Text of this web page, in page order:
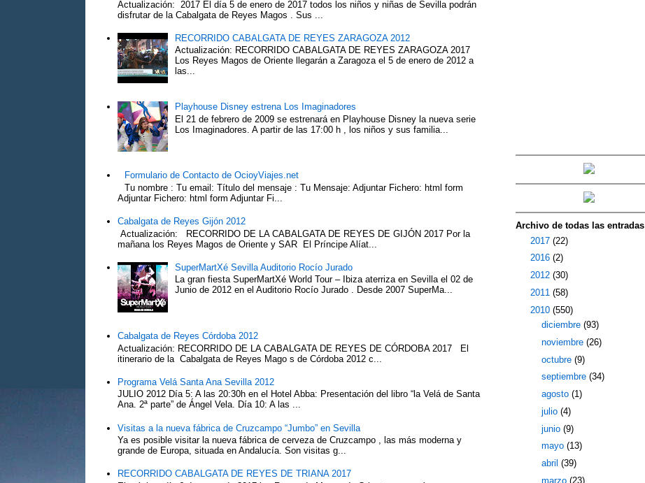
Actualización: 2017 El día 5 de enero de 2017 todos los niños y niñas de Sevilla podrán
disfrutar de la Cabalgata de Reyes Magos . Sus ...
RECORRIDO CABALGATA DE REYES ZARAGOZA 2012
Actualización: RECORRIDO CABALGATA DE REYES ZARAGOZA 2017
Los Reyes Magos de Oriente llegarán a Zaragoza el 5 de enero de 2012 a
las...
Playhouse Disney estrena Los Imaginadores
El 21 de febrero de 2009 se estrenará en Playhouse Disney la nueva serie
Los Imaginadores. A partir de las 17:00 h , los niños y sus familia...
Formulario de Contacto de OcioyViajes.net
Tu nombre : Tu email: Título del mensaje : Tu Mensaje: Adjuntar Fichero: html form
Adjuntar Fichero: html form Adjuntar Fi...
Cabalgata de Reyes Gijón 2012
Actualización: RECORRIDO DE LA CABALGATA DE REYES DE GIJÓN 2017 Por la
mañana los Reyes Magos de Oriente y SAR El Príncipe Alíat...
SuperMartXé Sevilla Auditorio Rocío Jurado
La gran fiesta SuperMartXé World Tour – Ibiza aterriza en Sevilla el 02 de
Junio de 2012 en el Auditorio Rocío Jurado . Desde 2007 SuperMa...
Cabalgata de Reyes Córdoba 2012
Actualización: RECORRIDO DE LA CABALGATA DE REYES DE CÓRDOBA 2017 El
itinerario de la Cabalgata de Reyes Mago s de Córdoba 2012 c...
Programa Velá Santa Ana Sevilla 2012
JULIO 2012 Día 5: A las 20:30h en el Hotel Abba: Presentación del libro “la Velá de Santa
Ana. 2ª parte” de Ángel Vela. Día 10: A las ...
Visitas a la nueva fábrica de Cruzcampo “Jumbo” en Sevilla
Ya es posible visitar la nueva fábrica de cerveza de Cruzcampo , las más moderna y
grande de Europa, situada en Andalucía. Son visitas g...
RECORRIDO CABALGATA DE REYES DE TRIANA 2017
Archivo de todas las entradas
2017 (22)
2016 (2)
2012 (30)
2011 (58)
2010 (550)
diciembre (93)
noviembre (26)
octubre (9)
septiembre (34)
agosto (1)
julio (4)
junio (9)
mayo (13)
abril (39)
marzo (23)